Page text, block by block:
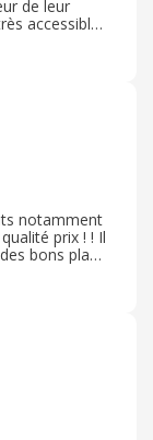
de leur
accessible.
des
Les
, j'y reviens .
jamais été
est très
et les
notamment
prix ! ! Il
bons plans
relais colis
Les retours
également